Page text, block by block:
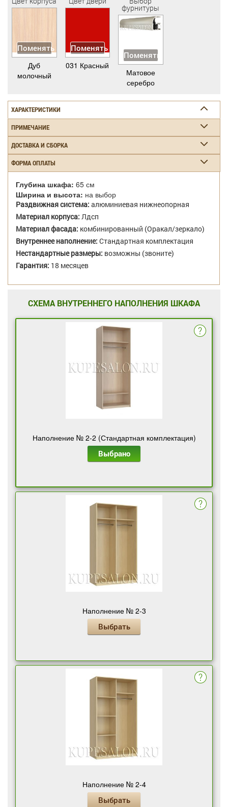
Поменять
Дуб
молочный
Поменять
031 Красный
фурнитуры
Поменять
Матовое
серебро
ХАРАКТЕРИСТИКИ
ПРИМЕЧАНИЕ
ДОСТАВКА И СБОРКА
ФОРМА ОПЛАТЫ
Глубина шкафа: 65 см
Ширина и высота: на выбор
Раздвижная система: алюминиевая нижнеопорная
Материал корпуса: Лдсп
Материал фасада: комбинированный (Оракал/зеркало)
Внутреннее наполнение: Стандартная комплектация
Нестандартные размеры: возможны (звоните)
Гарантия: 18 месяцев
СХЕМА ВНУТРЕННЕГО НАПОЛНЕНИЯ ШКАФА
Наполнение № 2-2 (Стандартная комплектация)
Выбрано
Наполнение № 2-3
Выбрать
Наполнение № 2-4
Выбрать